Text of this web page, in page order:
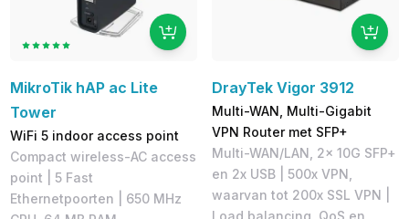
MikroTik hAP ac Lite
Tower
WiFi 5 indoor access point
Compact wireless-AC access
point | 5 Fast
Ethernetpoorten | 650 MHz
DrayTek Vigor 3912
Multi-WAN, Multi-Gigabit
VPN Router met SFP+
Multi-WAN/LAN, 2x 10G SFP+
en 2x USB | 500x VPN,
waarvan tot 200x SSL VPN |